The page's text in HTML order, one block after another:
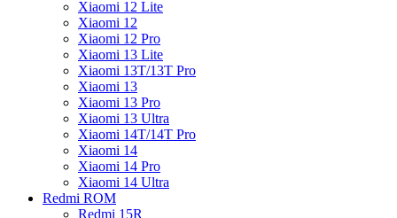
Xiaomi 12 Lite
Xiaomi 12
Xiaomi 12 Pro
Xiaomi 13 Lite
Xiaomi 13T/13T Pro
Xiaomi 13
Xiaomi 13 Pro
Xiaomi 13 Ultra
Xiaomi 14T/14T Pro
Xiaomi 14
Xiaomi 14 Pro
Xiaomi 14 Ultra
Redmi ROM
Redmi 15R